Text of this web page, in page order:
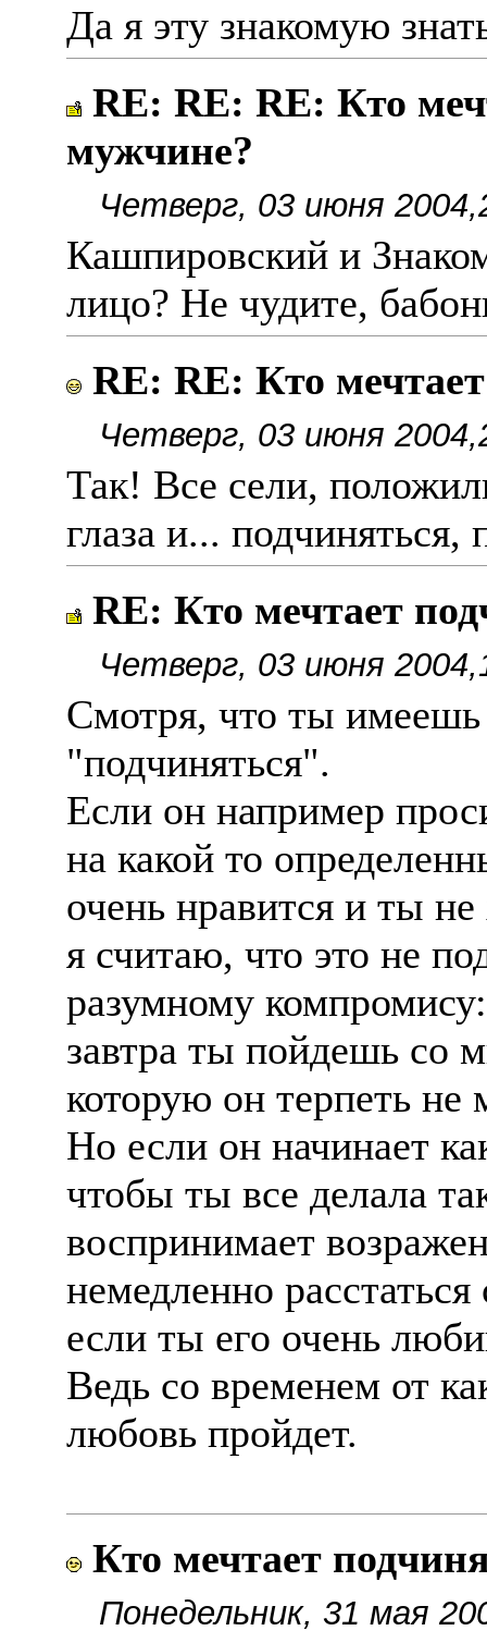
Да я эту знакомую
RE: RE: RE: Кто
мужчине?
Четверг, 03 июня
Кашпировский и
лицо? Не чудите,
RE: RE: Кто
Четверг, 03 июня
Так! Все сели,
глаза и... подчиняться,
RE: Кто мечтает
Четверг, 03 июня
Смотря, что ты
"подчиняться".
Если он например
на какой то
очень нравится и ты
я считаю, что это не
разумному
завтра ты пойдешь со
которую он терпеть не
Но если он начинает
чтобы ты все делала
воспринимает
немедленно
если ты его очень
Ведь со временем от
любовь пройдет.
Кто мечтает
Понедельник, 31 мая